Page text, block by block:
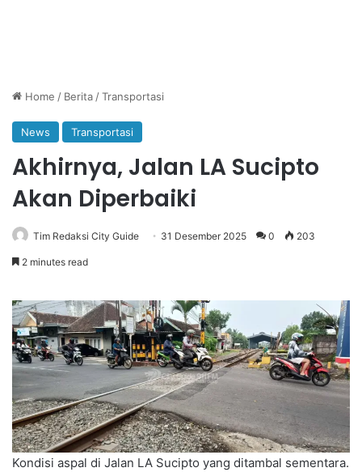
Home / Berita /Transportasi
News Transportasi
Akhirnya, Jalan LA Sucipto
Akan Diperbaiki
Tim Redaksi City Guide 31 Desember 2025 0 203
2 minutes read
Kondisi aspal di Jalan LA Sucipto yang ditambal sementara.